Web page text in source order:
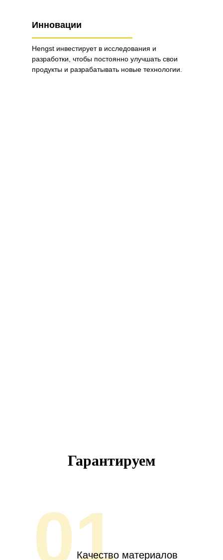
Инновации
Hengst инвестирует в исследования и
разработки, чтобы постоянно улучшать свои
продукты и разрабатывать новые технологии.
Гарантируем
01Качество материалов